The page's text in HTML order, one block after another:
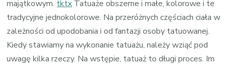
majątkowym. tktx Tatuaże obszerne i małe, kolorowe i te
tradycyjne jednokolorowe. Na przeróżnych częściach ciała w
zależności od upodobania i od fantazji osoby tatuowanej.
Kiedy stawiamy na wykonanie tatuażu, należy wziąć pod
uwagę kilka rzeczy. Na wstępie, tatuaż to długi proces. Im